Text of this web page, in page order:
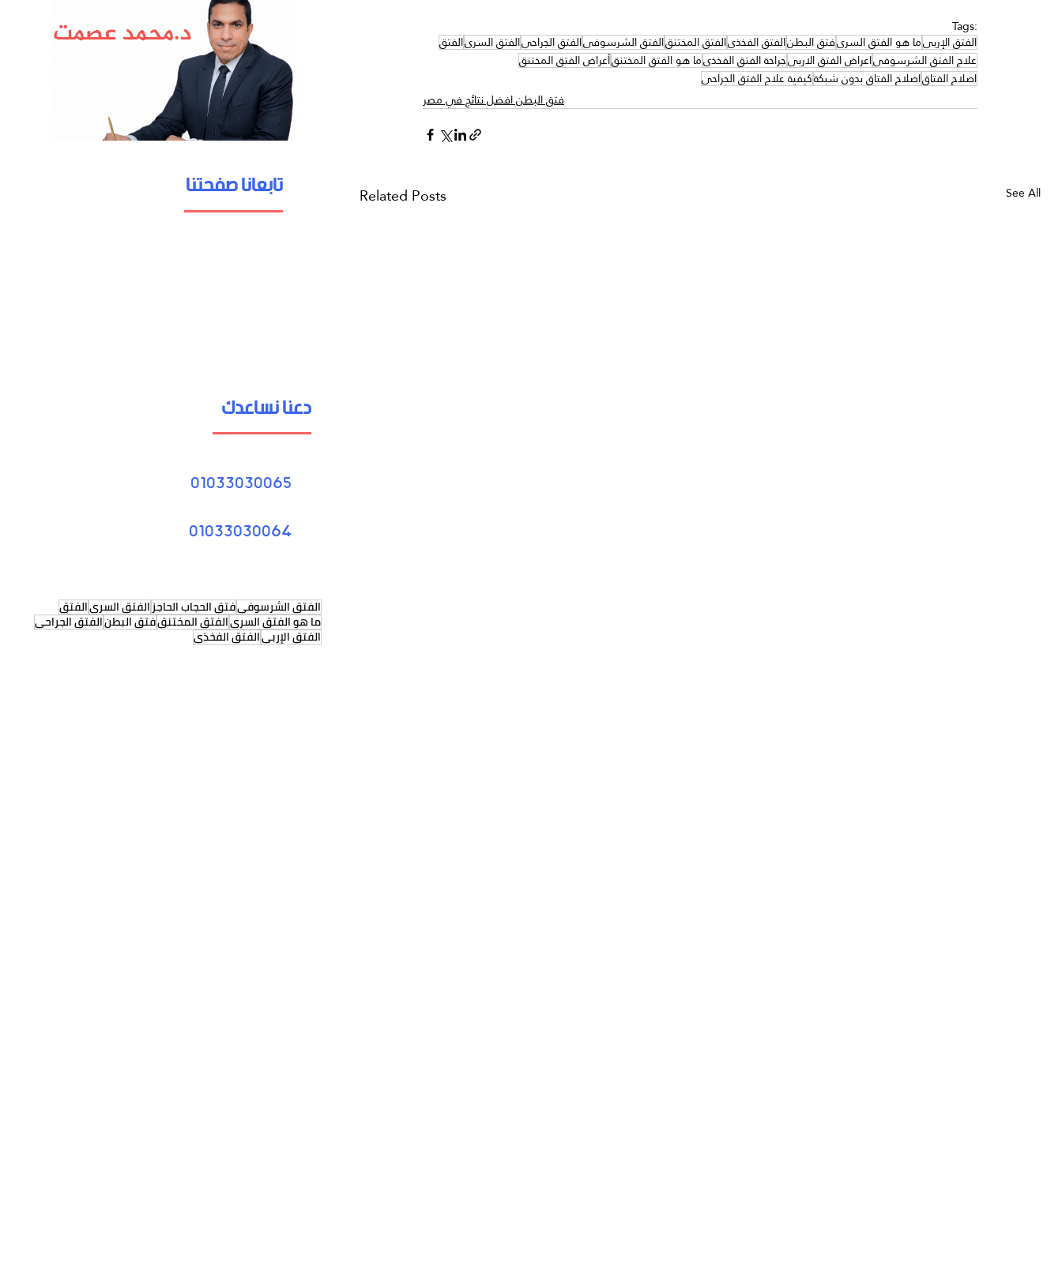
تابعانا صفحتنا
دعنا نساعدك
01033030065
01033030064
الفتقالفتق السريفتق الحجاب الحاجزالفتق الشرسوفي
الفتق الجراحيفتق البطنالفتق المختنقما هو الفتق السري
الفتق الفخذيالفتق الإربي
Tags:
الفتقالفتق السريالفتق الجراحيالفتق الشرسوفيالفتق المختنقالفتق الفخذيفتق البطنما هو الفتق السريالفتق الإربي
أعراض الفتق المختنقما هو الفتق المختنقجراحة الفتق الفخذياعراض الفتق الاربيعلاج الفتق الشرسوفي
كيفية علاج الفتق الجراحياصلاح الفتاق بدون شبكةاصلاح الفتاق
فتق البطن افضل نتائج في مصر
Related Posts See All